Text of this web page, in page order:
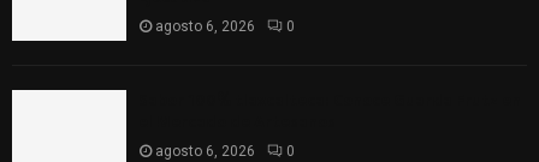
agosto 6, 2026 0
agosto 6, 2026 0